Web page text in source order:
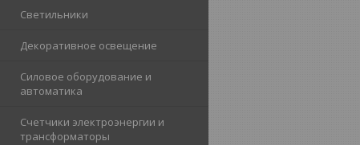
Светильники
Декоративное освещение
Силовое оборудование и
автоматика
Счетчики электроэнергии и
трансформаторы